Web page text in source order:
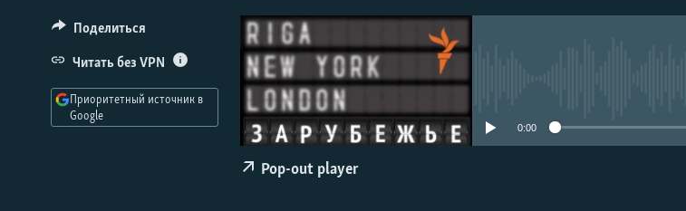
Вернутся
КАВКАЗ.РЕАЛИИ
СЕВЕР.РЕАЛИИ
СИБИРЬ.РЕАЛИИ
РАСПИСАНИЕ ВЕЩАНИЯ
0:00
Pop-out player
Поделиться
Читать без VPN
Приоритетный источник в
Google